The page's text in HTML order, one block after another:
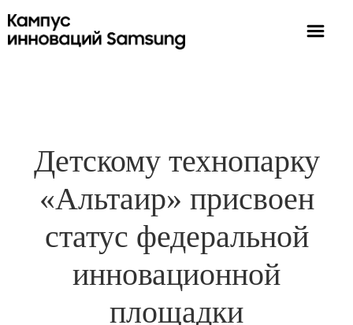
Детскому технопарку
«Альтаир» присвоен
статус федеральной
инновационной
площадки